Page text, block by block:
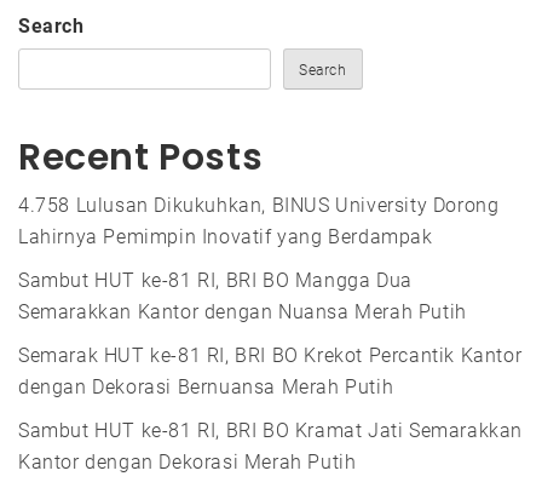
Search
Search
Recent Posts
4.758 Lulusan Dikukuhkan, BINUS University Dorong
Lahirnya Pemimpin Inovatif yang Berdampak
Sambut HUT ke-81 RI, BRI BO Mangga Dua
Semarakkan Kantor dengan Nuansa Merah Putih
Semarak HUT ke-81 RI, BRI BO Krekot Percantik Kantor
dengan Dekorasi Bernuansa Merah Putih
Sambut HUT ke-81 RI, BRI BO Kramat Jati Semarakkan
Kantor dengan Dekorasi Merah Putih